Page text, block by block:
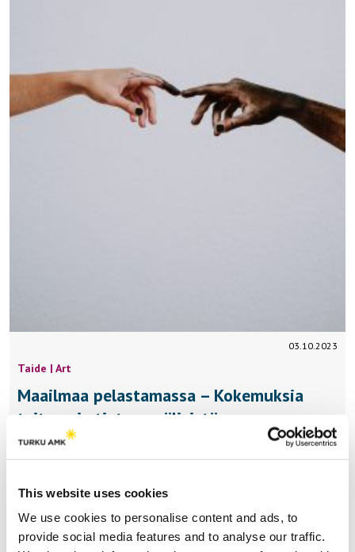
This website uses cookies
We use cookies to personalise content and ads, to
provide social media features and to analyse our traffic.
03.10.2023
Taide | Art
Maailmaa pelastamassa – Kokemuksia
taiteen ja tieteen välisistä
yhteistyöhankkeista
trendikästä, ja sillä pyritään vastaamaan nykymaailman
kohtaamiin suuriin haasteisiin kuten ilmastokriisin
herättämiin…